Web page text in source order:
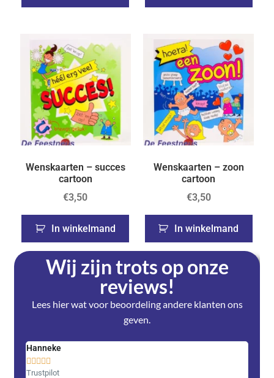
Wenskaarten – succes
cartoon
€3,50
In winkelmand
Wenskaarten – zoon
cartoon
€3,50
In winkelmand
Wij zijn trots op onze
reviews!
Lees hier wat voor beoordeling andere klanten ons
geven.
Hanneke

Trustpilot